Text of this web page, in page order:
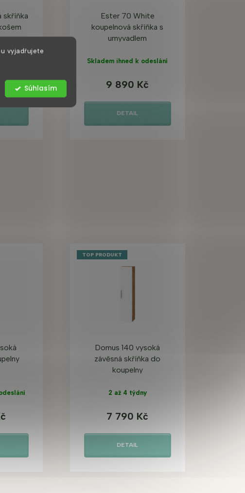
vyjadřujete
Súhlasím
skříňka
Ester 70 White
koupelnová skříňka s
umyvadlem
Skladem ihned k odeslání
9 890 Kč
DETAIL
TOP PRODUKT
Domus 140 vysoká
závěsná skříňka do
koupelny
2 až 4 týdny
7 790 Kč
DETAIL